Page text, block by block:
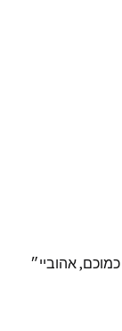
כמוכם,אהוביי״